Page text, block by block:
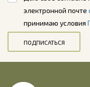
электронной почте
принимаю условия
ПОДПИСАТЬСЯ